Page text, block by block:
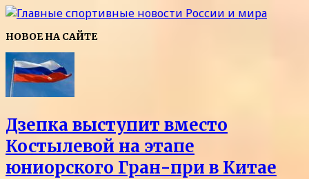
НОВОЕ НА САЙТЕ
Дзепка выступит вместо
Костылевой на этапе
юниорского Гран-при в Китае